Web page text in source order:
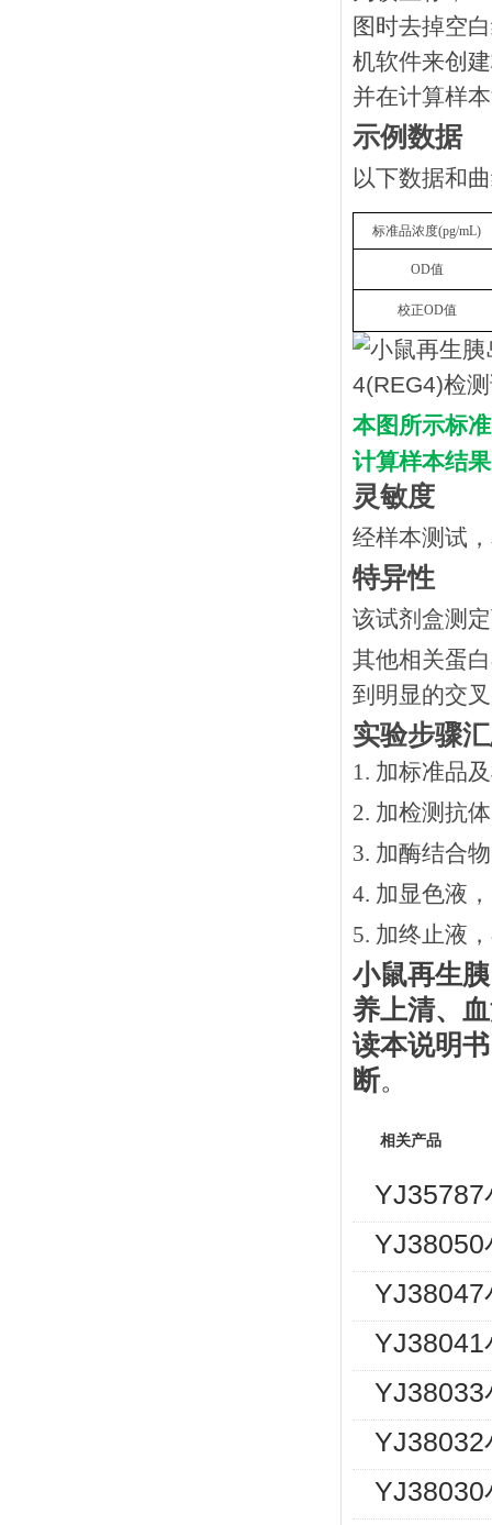
图时去掉空
机软件来创
并在计算样
示例数据
以下数据和
标准品浓度(pg/mL)
OD值
校正OD值
本图所示标
计算样本结果
灵敏度
经样本测试
特异性
该试剂盒测
其他相关蛋
到明显的交
实验步骤
1. 加标准品
2. 加检测抗
3. 加酶结合
4. 加显色液
5. 加终止液
小鼠再生
养上清、
读本说明书
断。
相关产品
YJ35787
YJ38050
YJ38047
YJ38041
YJ38033
YJ38032
YJ38030